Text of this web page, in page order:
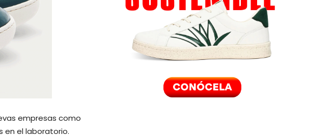
empresas como
en el laboratorio.